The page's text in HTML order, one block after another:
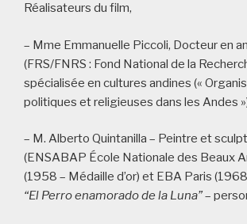
Réalisateurs du film,
– Mme Emmanuelle Piccoli, Docteur en
(FRS/FNRS : Fond National de la
spécialisée en cultures andines («
politiques et religieuses dans les Andes
– M. Alberto Quintanilla – Peintre et
(ENSABAP École Nationale des Beaux
(1958 – Médaille d’or) et EBA Paris
“El Perro enamorado de la Luna”–